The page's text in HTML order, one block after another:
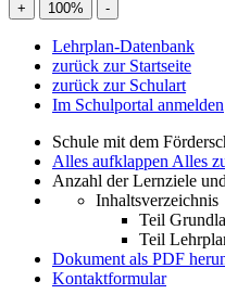
+ 100% -
Lehrplan-Datenbank
zurück zur Startseite
zurück zur Schulart
Im Schulportal anmelden
Schule mit dem
Alles aufklappen Alles
Anzahl der Lernziele
Inhaltsverzeichnis
Teil
Teil
Dokument als PDF
Kontaktformular